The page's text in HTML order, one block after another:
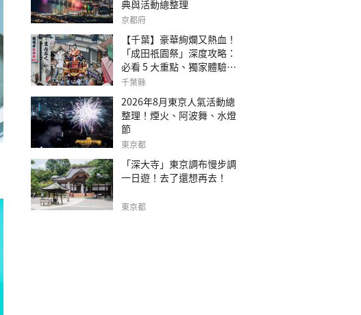
典與活動總整理
京都府
【千葉】豪華絢爛又熱血！
「成田祇園祭」深度攻略：
必看 5 大重點、獨家體驗指
南
千葉縣
2026年8月東京人氣活動總
整理！煙火、阿波舞、水燈
節
東京都
「深大寺」東京調布慢步調
一日遊！去了還想再去！
東京都